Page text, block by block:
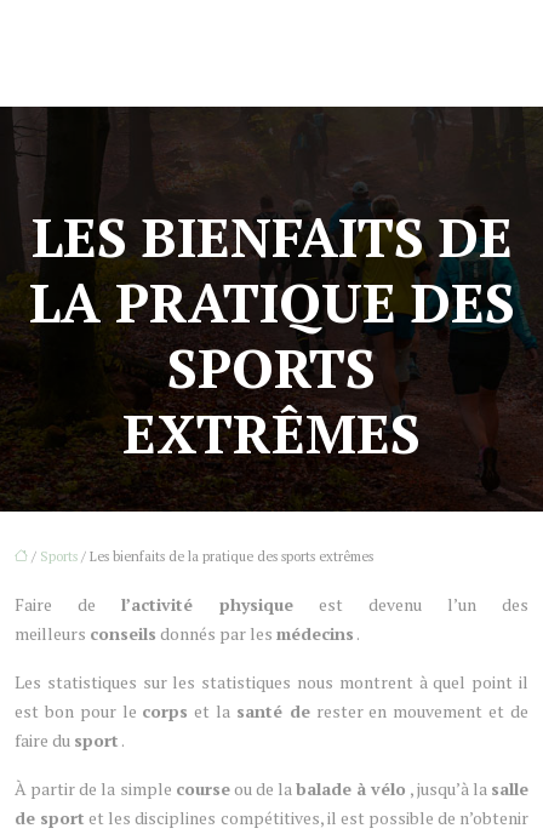
LES BIENFAITS DE
LA PRATIQUE DES
SPORTS
EXTRÊMES
/ Sports / Les bienfaits de la pratique des sports extrêmes
Faire de l’activité physique est devenu l’un des
meilleurs conseils donnés par les médecins .
Les statistiques sur les statistiques nous montrent à quel point il
est bon pour le corps et la santé derester en mouvement et de
faire du sport .
À partir de la simple courseou de labalade à vélo , jusqu’à la salle
de sport et les disciplines compétitives, il est possible de n’obtenir